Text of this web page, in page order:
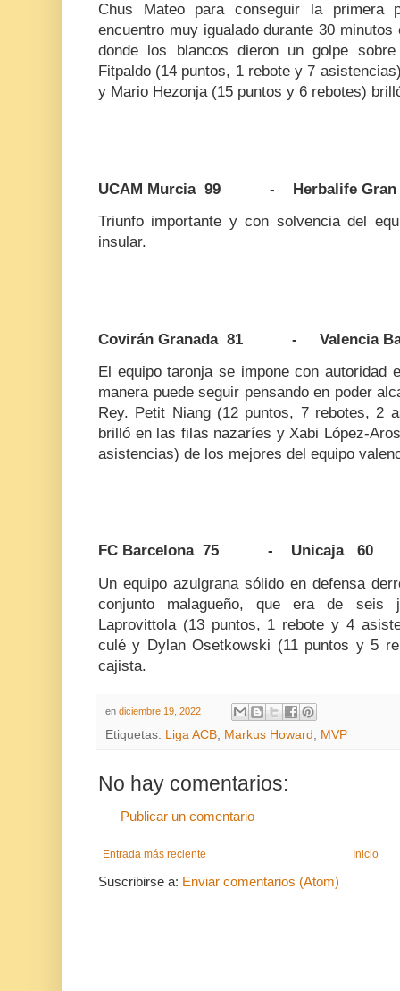
Chus Mateo para conseguir la primera
encuentro muy igualado durante 30
donde los blancos dieron un golpe
Fitpaldo (14 puntos, 1 rebote y 7
y Mario Hezonja (15 puntos y 6 rebotes)
UCAM Murcia 99 - Herbalife Gran
Triunfo importante y con solvencia del
insular.
Covirán Granada 81 - Valencia
El equipo taronja se impone con autoridad
manera puede seguir pensando en poder
Rey. Petit Niang (12 puntos, 7 rebotes, 2
brilló en las filas nazaríes y Xabi López-
asistencias) de los mejores del equipo
FC Barcelona 75 - Unicaja 60
Un equipo azulgrana sólido en defensa
conjunto malagueño, que era de seis
Laprovittola (13 puntos, 1 rebote y 4
culé y Dylan Osetkowski (11 puntos y 5
cajista.
en diciembre 19, 2022
Etiquetas: Liga ACB, Markus Howard , MVP
No hay comentarios:
Publicar un comentario
Entrada más reciente Inicio
Suscribirse a: Enviar comentarios (Atom)